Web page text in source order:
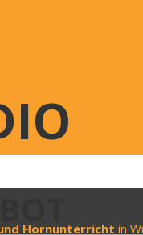
Hornunterricht in